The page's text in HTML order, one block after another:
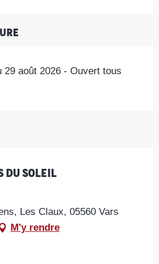
29 août 2026 - Ouvert tous
Du Soleil
Les Claux, 05560 Vars
M'y rendre